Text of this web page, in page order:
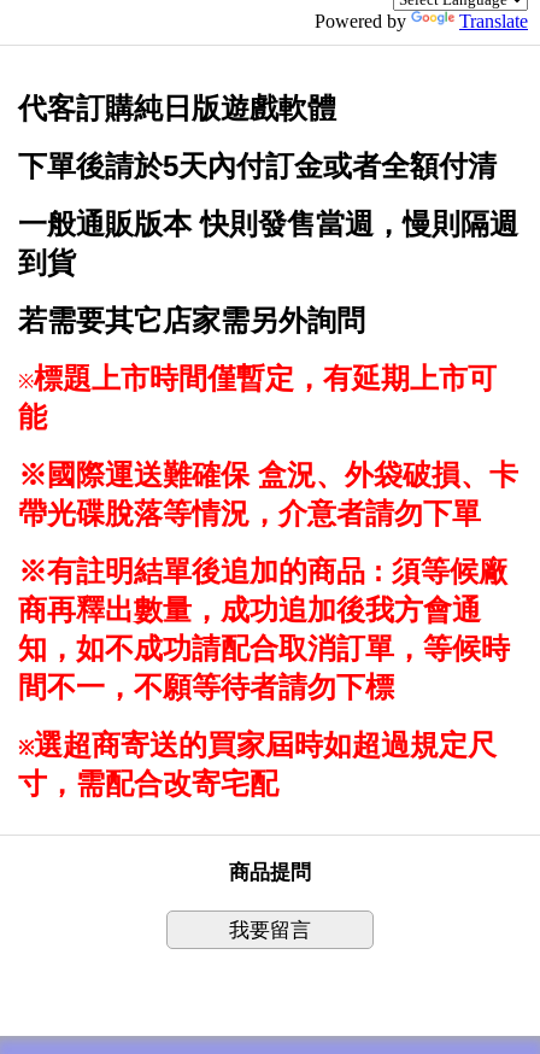
Powered by Translate
代客訂購純日版遊戲軟體
下單後請於5天內付訂金或者全額付清
一般通販版本快則發售當週，慢則隔週
到貨
若需要其它店家需另外詢問
※標題上市時間僅暫定 ， 有延期上市可
能
※國際運送難確保 盒況、外袋破損、卡
帶光碟脫落等情況， 介意者請勿下單
※有註明結單後追加的商品 : 須等候廠
商再釋出數量，成功追加後我方會通
知 ， 如不成功請配合取消訂單，等候時
間不一，不願等待者請勿下標
※選超商寄送的買家屆時如超過規定尺
寸，需配合改寄宅配
商品提問
我要留言